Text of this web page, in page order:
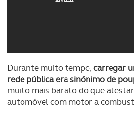
Durante muito tempo,carregar
rede pública era sinónimo de
muito mais barato do que
automóvel com motor a